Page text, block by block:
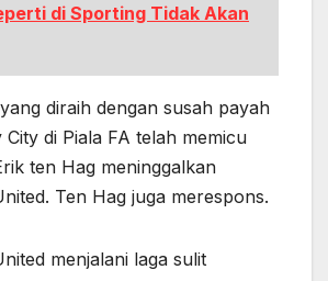
di Sporting Tidak Akan
diraih dengan susah payah
di Piala FA telah memicu
ten Hag meninggalkan
Ten Hag juga merespons.
menjalani laga sulit